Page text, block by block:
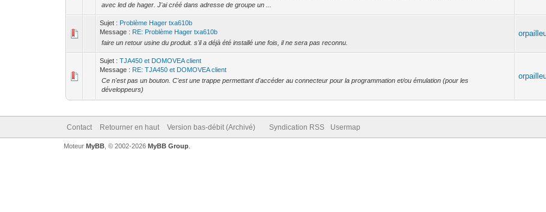
avec led de hager. J'ai créé dans adresse de groupe un ...
Sujet : Problème Hager txa610b
Message : RE: Problème Hager txa610b
faire un retour usine du produit. s'il a déjà été installé une fois, il ne sera pas reconnu.
Sujet :TJA450 et DOMOVEA client
Message : RE: TJA450 et DOMOVEA client
Ce n'est pas un bouton. C'est une trappe permettant d'accéder au connecteur pour la programmation et/ou émulation (pour les
développeurs)
Contact Retourner en haut Version bas-débit (Archivé) Syndication RSS Usermap
Moteur MyBB, © 2002-2026 MyBB Group.